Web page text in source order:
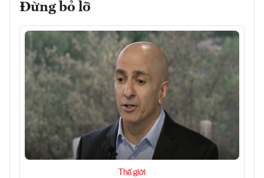
Đừng bỏ lỡ
Thế giới